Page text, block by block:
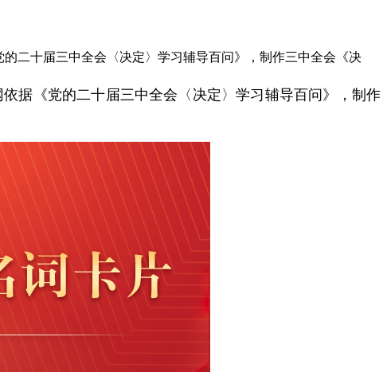
二十届三中全会〈决定〉学习辅导百问》，制作三中全会《决
据《党的二十届三中全会〈决定〉学习辅导百问》，制作